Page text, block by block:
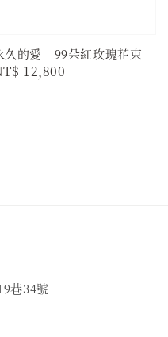
久的愛｜99朵紅玫瑰花束
12,800
巷34號